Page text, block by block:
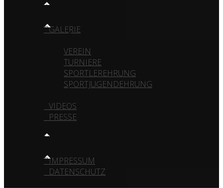
MEDIA
GALERIE
VEREIN
TURNIERE
SPORTLEREHRUNG
SPORTJUGENDEHRUNG
VIDEOS
PRESSE
KONTAKT
IMPRESSUM
DATENSCHUTZ